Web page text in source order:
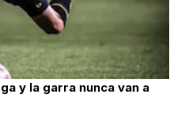
y la garra nunca van a